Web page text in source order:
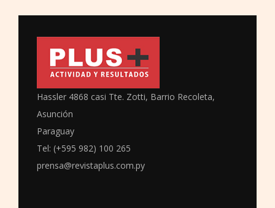
Hassler 4868 casi Tte. Zotti, Barrio Recoleta,
Asunción
Paraguay
Tel: (+595 982) 100 265
prensa@revistaplus.com.py